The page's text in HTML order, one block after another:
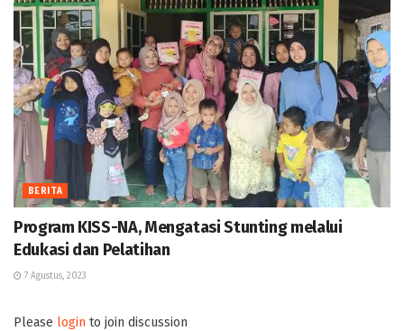
BERITA
Program KISS-NA, Mengatasi Stunting melalui
Edukasi dan Pelatihan
7 Agustus, 2023
Please login to join discussion